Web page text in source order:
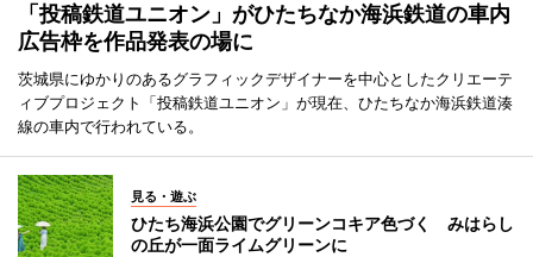
「投稿鉄道ユニオン」がひたちなか海浜鉄道の車内
広告枠を作品発表の場に
茨城県にゆかりのあるグラフィックデザイナーを中心としたクリエーテ
ィブプロジェクト「投稿鉄道ユニオン」が現在、ひたちなか海浜鉄道湊
線の車内で行われている。
見る・遊ぶ
ひたち海浜公園でグリーンコキア色づく みはらし
の丘が一面ライムグリーンに